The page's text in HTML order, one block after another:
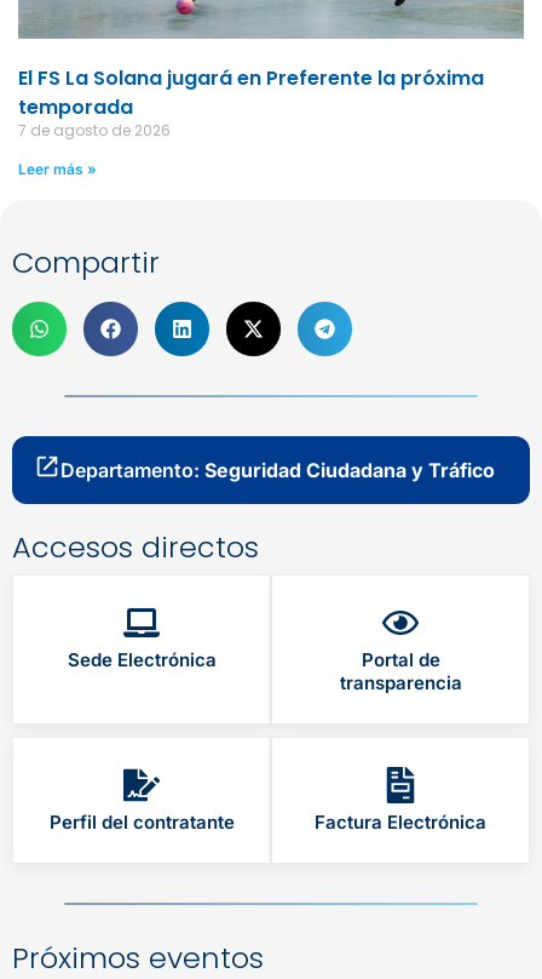
El FS La Solana jugará en Preferente la próxima
temporada
7 de agosto de 2026
Leer más »
Compartir
Departamento: Seguridad Ciudadana y Tráfico
Accesos directos
Sede Electrónica
Portal de
transparencia
Perfil del contratante Factura Electrónica
Próximos eventos